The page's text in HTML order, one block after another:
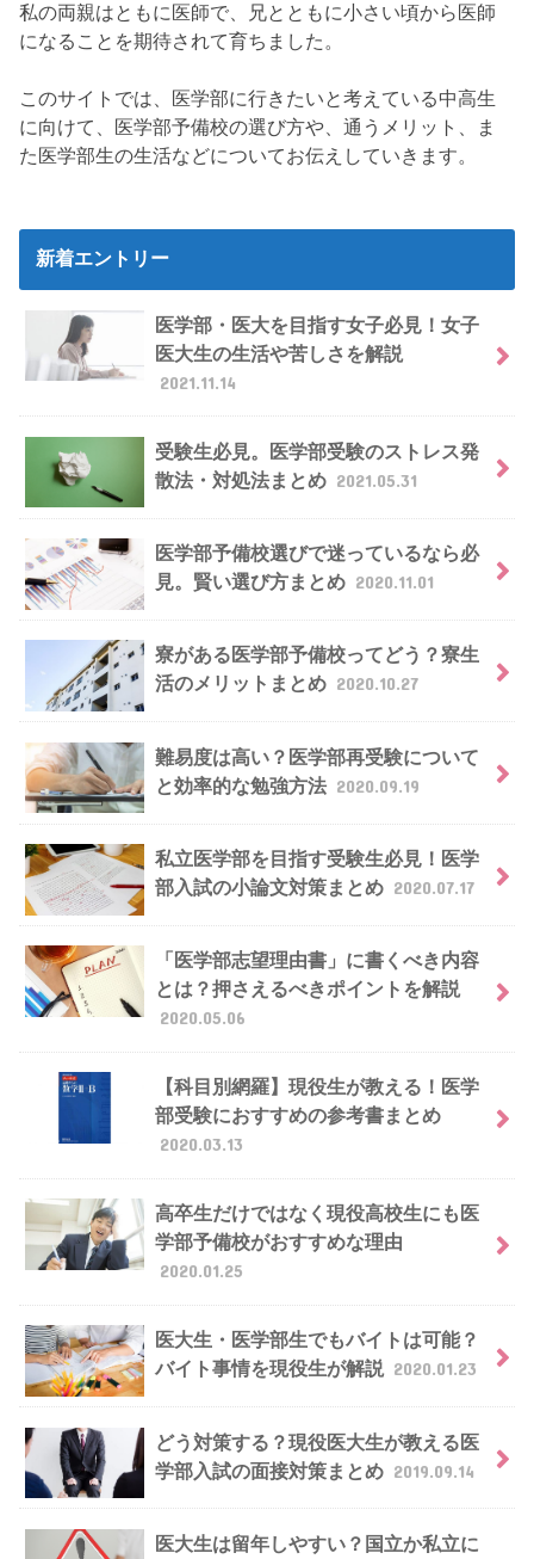
私の両親はともに医師で、兄とともに小さい頃から医師
になることを期待されて育ちました。
このサイトでは、医学部に行きたいと考えている中高生
に向けて、医学部予備校の選び方や、通うメリット、ま
た医学部生の生活などについてお伝えしていきます。
新着エントリー
医学部・医大を目指す女子必見！女子
医大生の生活や苦しさを解説
2021.11.14
受験生必見。医学部受験のストレス発
散法・対処法まとめ 2021.05.31
医学部予備校選びで迷っているなら必
見。賢い選び方まとめ 2020.11.01
寮がある医学部予備校ってどう？寮生
活のメリットまとめ 2020.10.27
難易度は高い？医学部再受験について
と効率的な勉強方法 2020.09.19
私立医学部を目指す受験生必見！医学
部入試の小論文対策まとめ 2020.07.17
「医学部志望理由書」に書くべき内容
とは？押さえるべきポイントを解説
2020.05.06
【科目別網羅】現役生が教える！医学
部受験におすすめの参考書まとめ
2020.03.13
高卒生だけではなく現役高校生にも医
学部予備校がおすすめな理由
2020.01.25
医大生・医学部生でもバイトは可能？
バイト事情を現役生が解説 2020.01.23
どう対策する？現役医大生が教える医
学部入試の面接対策まとめ 2019.09.14
医大生は留年しやすい？国立か私立に